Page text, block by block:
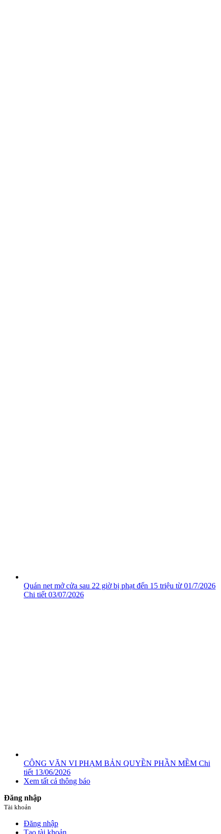
Quán net mở cửa sau 22 giờ bị phạt đến 15 triệu từ 01/7/2026
Chi tiết 03/07/2026
CÔNG VĂN VI PHẠM BẢN QUYỀN PHẦN MỀM Chi
tiết 13/06/2026
Xem tất cả thông báo
Đăng nhập
Tài khoản
Đăng nhập
Tạo tài khoản